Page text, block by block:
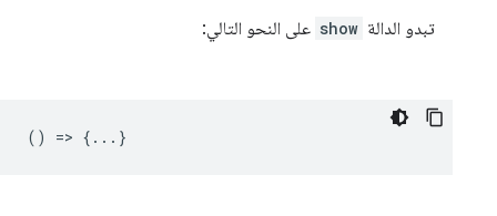
تبدو الدالة show على النحو التالي:
() => {...}